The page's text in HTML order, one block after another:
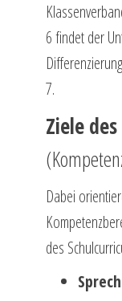
6 findet der
7.
Ziele
Dabei
des